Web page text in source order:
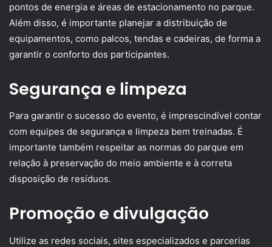
pontos de energia e áreas de estacionamento no parque.
Além disso, é importante planejar a distribuição de
equipamentos, como palcos, tendas e cadeiras, de forma a
garantir o conforto dos participantes.
Segurança e limpeza
Para garantir o sucesso do evento, é imprescindível contar
com equipes de segurança e limpeza bem treinadas. É
importante também respeitar as normas do parque em
relação à preservação do meio ambiente e à correta
disposição de resíduos.
Promoção e divulgação
Utilize as redes sociais, sites especializados e parcerias